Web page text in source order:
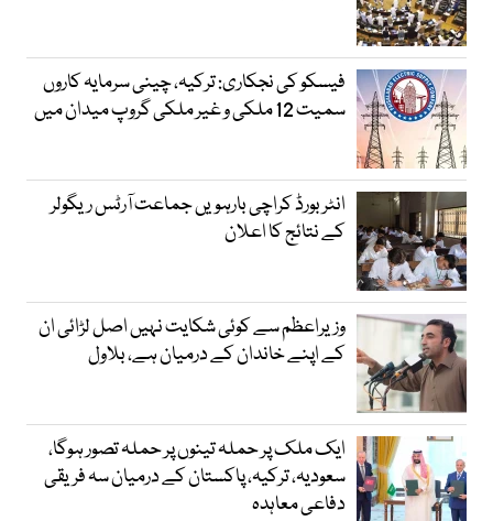
فیسکو کی نجکاری: ترکیہ، چینی سرمایہ کاروں
سمیت 12 ملکی و غیر ملکی گروپ میدان میں
انٹر بورڈ کراچی بارہویں جماعت آرٹس ریگولر
کے نتائج کا اعلان
وزیراعظم سے کوئی شکایت نہیں اصل لڑائی ان
کے اپنے خاندان کے درمیان ہے، بلاول
ایک ملک پر حملہ تینوں پر حملہ تصور ہوگا،
سعودیہ، ترکیہ، پاکستان کے درمیان سہ فریقی
دفاعی معاہدہ